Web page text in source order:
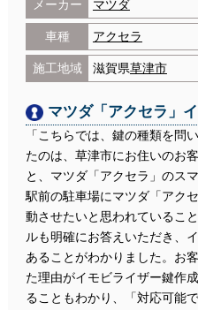
メーカー マツダ
車種 アクセラ
施工地域 滋賀県草津市
マツダ「アクセラ」
「こちらでは、鍵の種類を問
たのは、草津市にお住いのお
と、マツダ「アクセラ」のス
駅前の駐車場にマツダ「アク
動させたいと思われているこ
ルも明確にお答えいただき、
あることがわかりました。お
た理由がイモビライザー鍵作
ることもわかり、「対応可能